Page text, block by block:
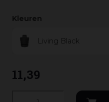
Kleuren
Living Black
11,39